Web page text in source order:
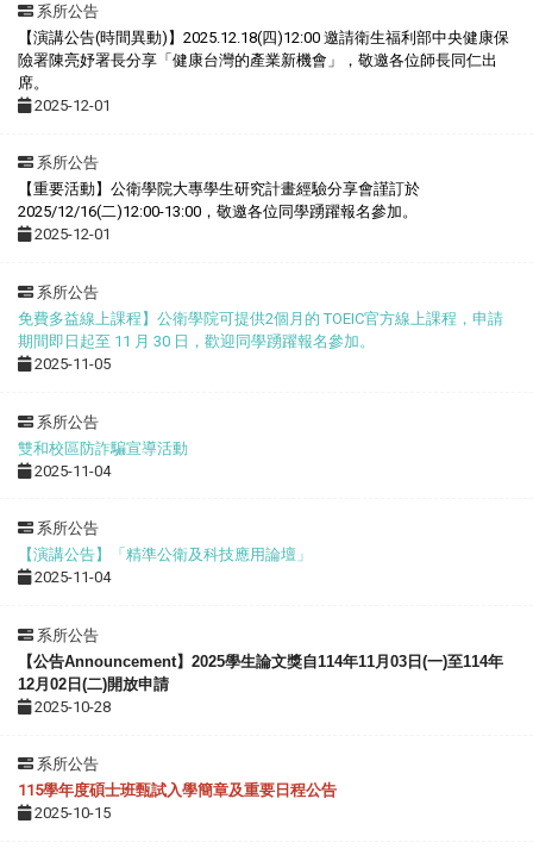
系所公告
【演講公告(時間異動)】2025.12.18(四)12:00 邀請衛生福利部中央健康保
險署陳亮妤署長分享「健康台灣的產業新機會」，敬邀各位師長同仁出
席。
2025-12-01
系所公告
【重要活動】公衛學院大專學生研究計畫經驗分享會謹訂於
2025/12/16(二)12:00-13:00，敬邀各位同學踴躍報名參加。
2025-12-01
系所公告
免費多益線上課程】公衛學院可提供2個月的 TOEIC官方線上課程，申請
期間即日起至 11 月 30 日，歡迎同學踴躍報名參加。
2025-11-05
系所公告
雙和校區防詐騙宣導活動
2025-11-04
系所公告
【演講公告】「精準公衛及科技應用論壇」
2025-11-04
系所公告
【公告Announcement】2025學生論文獎自114年11月03日(一)至114年
12月02日(二)開放申請
2025-10-28
系所公告
115學年度碩士班甄試入學簡章及重要日程公告
2025-10-15